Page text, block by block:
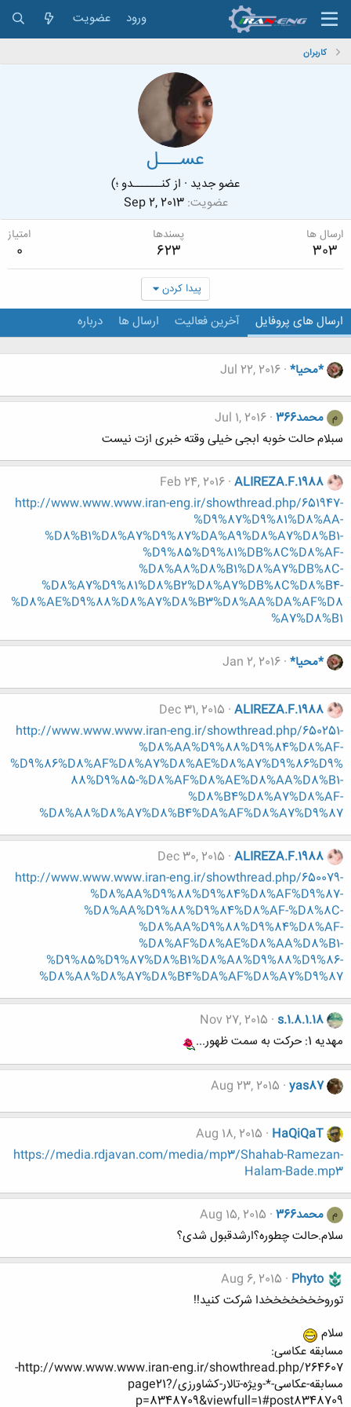
ورود عضویت
کاربران
عســـل
عضو جدید · ازکنــــــدو ؛)
عضویت Sep 2, 2013
ارسال ها
303
پسندها
623
امتیاز
0
پیدا کردن
ارسال های پروفایل آخرین فعالیت ارسال ها درباره
*محیا* Jul 22, 2016
م محمد366
Jul 1, 2016
سبلام حالت خوبه ابجی خیلی وقته خبری ازت نیست
ALIREZA.F.1988
Feb 24, 2016
http://www.www.www.iran-eng.ir/showthread.php/651947-
%D9%87%D9%81%D8%AA-
%D8%B1%D8%A7%D9%87%DA%A9%D8%A7%D8%B1-
%D9%85%D9%81%DB%8C%D8%AF-
%D8%A8%D8%B1%D8%A7%DB%8C-
%D8%A7%D9%81%D8%B2%D8%A7%DB%8C%D8%B4-
%D8%AE%D9%88%D8%A7%D8%B3%D8%AA%DA%AF%D8
%A7%D8%B1
*محیا* Jan 2, 2016
ALIREZA.F.1988
Dec 31, 2015
http://www.www.www.iran-eng.ir/showthread.php/650251-
%D8%AA%D9%88%D9%84%D8%AF-
%D9%86%D8%AF%D8%A7%D8%AE%D8%A7%D9%86%D9%
88%D9%85-%D8%AF%D8%AE%D8%AA%D8%B1-
%D8%B4%D8%A7%D8%AF-
%D8%A8%D8%A7%D8%B4%DA%AF%D8%A7%D9%87
ALIREZA.F.1988
Dec 30, 2015
http://www.www.www.iran-eng.ir/showthread.php/650079-
%D8%AA%D9%88%D9%84%D8%AF%D9%87-
%D8%AA%D9%88%D9%84%D8%AF-%D8%8C-
%D8%AA%D9%88%D9%84%D8%AF-
%D8%AF%D8%AE%D8%AA%D8%B1-
%D9%85%D9%87%D8%B1%D8%A8%D9%88%D9%86-
%D8%A8%D8%A7%D8%B4%DA%AF%D8%A7%D9%87
s.1.8.1.18
Nov 27, 2015
مهدیه 1: حرکت به سمت ظهور...
yas87
Aug 23, 2015
HaQiQaT
Aug 18, 2015
https://media.rdjavan.com/media/mp3/Shahab-Ramezan-
Halam-Bade.mp3
م محمد366
Aug 15, 2015
سلام.حالت چطوره؟ارشدقبول شدی؟
Phyto
Aug 6, 2015
توروخخخخخخخدا شرکت کنید!!
سلام
مسابقه عکاسی:
http://www.www.www.iran-eng.ir/showthread.php/264607-
مسابقه-عکاسی-*-ویژه-تالار-کشاورزی/page21?
p=8348709&viewfull=1#post8348709